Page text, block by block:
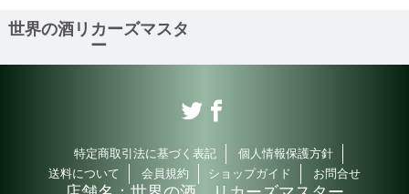
世界の酒リカーズマスタ
ー
特定商取引法に基づく表記
個人情報保護方針
送料について
会員規約 ショップガイド お問合せ